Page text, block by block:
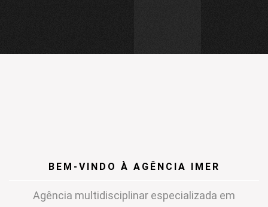
BEM-VINDO À AGÊNCIA IMER
Agência multidisciplinar especializada em